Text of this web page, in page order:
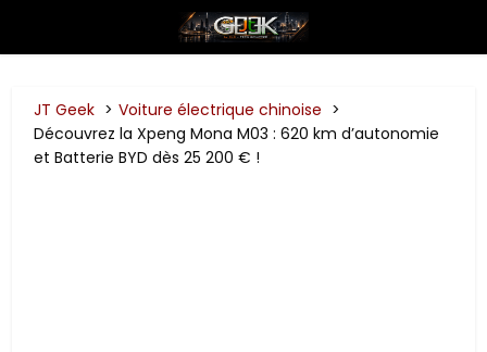
JT Geek
Voiture électrique chinoise
Découvrez la Xpeng Mona M03 : 620 km d’autonomie
et Batterie BYD dès 25 200 € !